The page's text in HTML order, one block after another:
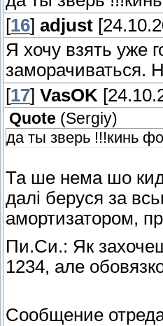
[16] adjust
Я хочу взять уже
заморачиваться.
[17] VasOK
Quote (Sergiy)
да ты зверь !!!кинь
Та ше нема шо
далі беруся за
амортизатором,
Пи.Си.: Як
1234, але
Сообщение